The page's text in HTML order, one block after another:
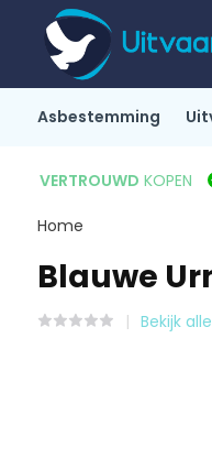
Asbestemming
VERTROUWD KOPEN
Home
Blauwe
Bekijk